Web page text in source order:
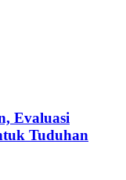
Evaluasi
Tuduhan